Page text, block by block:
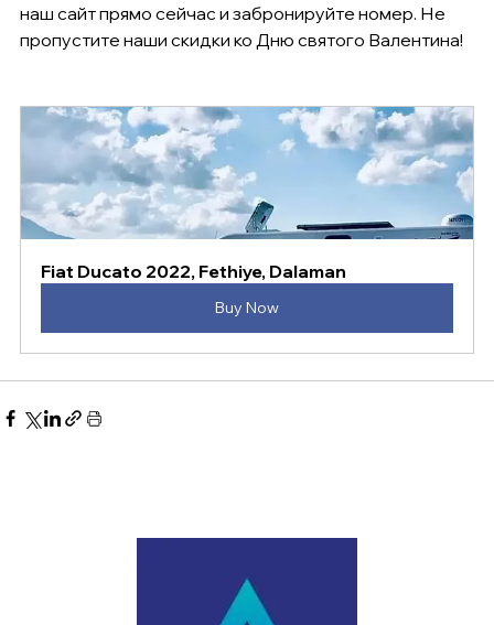
наш сайт прямо сейчас и забронируйте номер. Не
пропустите наши скидки ко Дню святого Валентина!
Fiat Ducato 2022, Fethiye, Dalaman
Buy Now